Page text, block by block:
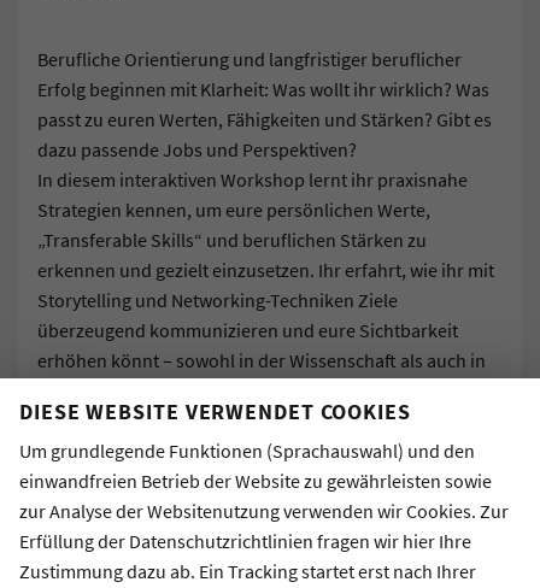
DIESE WEBSITE VERWENDET COOKIES
Um grundlegende Funktionen (Sprachauswahl) und den
einwandfreien Betrieb der Website zu gewährleisten sowie
zur Analyse der Websitenutzung verwenden wir Cookies. Zur
Erfüllung der Datenschutzrichtlinien fragen wir hier Ihre
Zustimmung dazu ab. Ein Tracking startet erst nach Ihrer
Berufliche Orientierung und langfristiger beruflicher
Erfolg beginnen mit Klarheit: Was wollt ihr wirklich? Was
passt zu euren Werten, Fähigkeiten und Stärken? Gibt es
dazu passende Jobs und Perspektiven?
In diesem interaktiven Workshop lernt ihr praxisnahe
Strategien kennen, um eure persönlichen Werte,
„Transferable Skills“ und beruflichen Stärken zu
erkennen und gezielt einzusetzen. Ihr erfahrt, wie ihr mit
Storytelling und Networking-Techniken Ziele
überzeugend kommunizieren und eure Sichtbarkeit
erhöhen könnt – sowohl in der Wissenschaft als auch in
Anhand konkreter Beispiele werfen wir einen Blick auf
Karriereoptionen und -wege in der Wissenschaft, der
Privatwirtschaft sowie im Non-Profit und öffentlichen
Sektor. Der Workshop bietet Raum für Reflexion,
Austausch sowie die Möglichkeit, Fragen zu stellen und
eigene Erfahrungen zu teilen – in einem offenen und